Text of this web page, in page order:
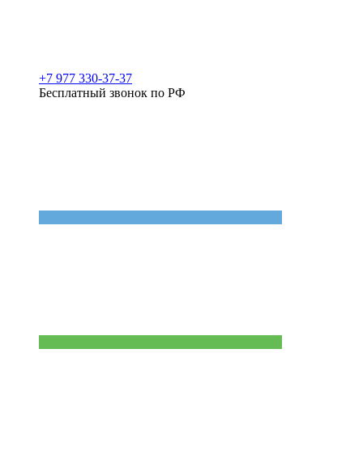
+7 977 330-37-37
Бесплатный звонок по РФ